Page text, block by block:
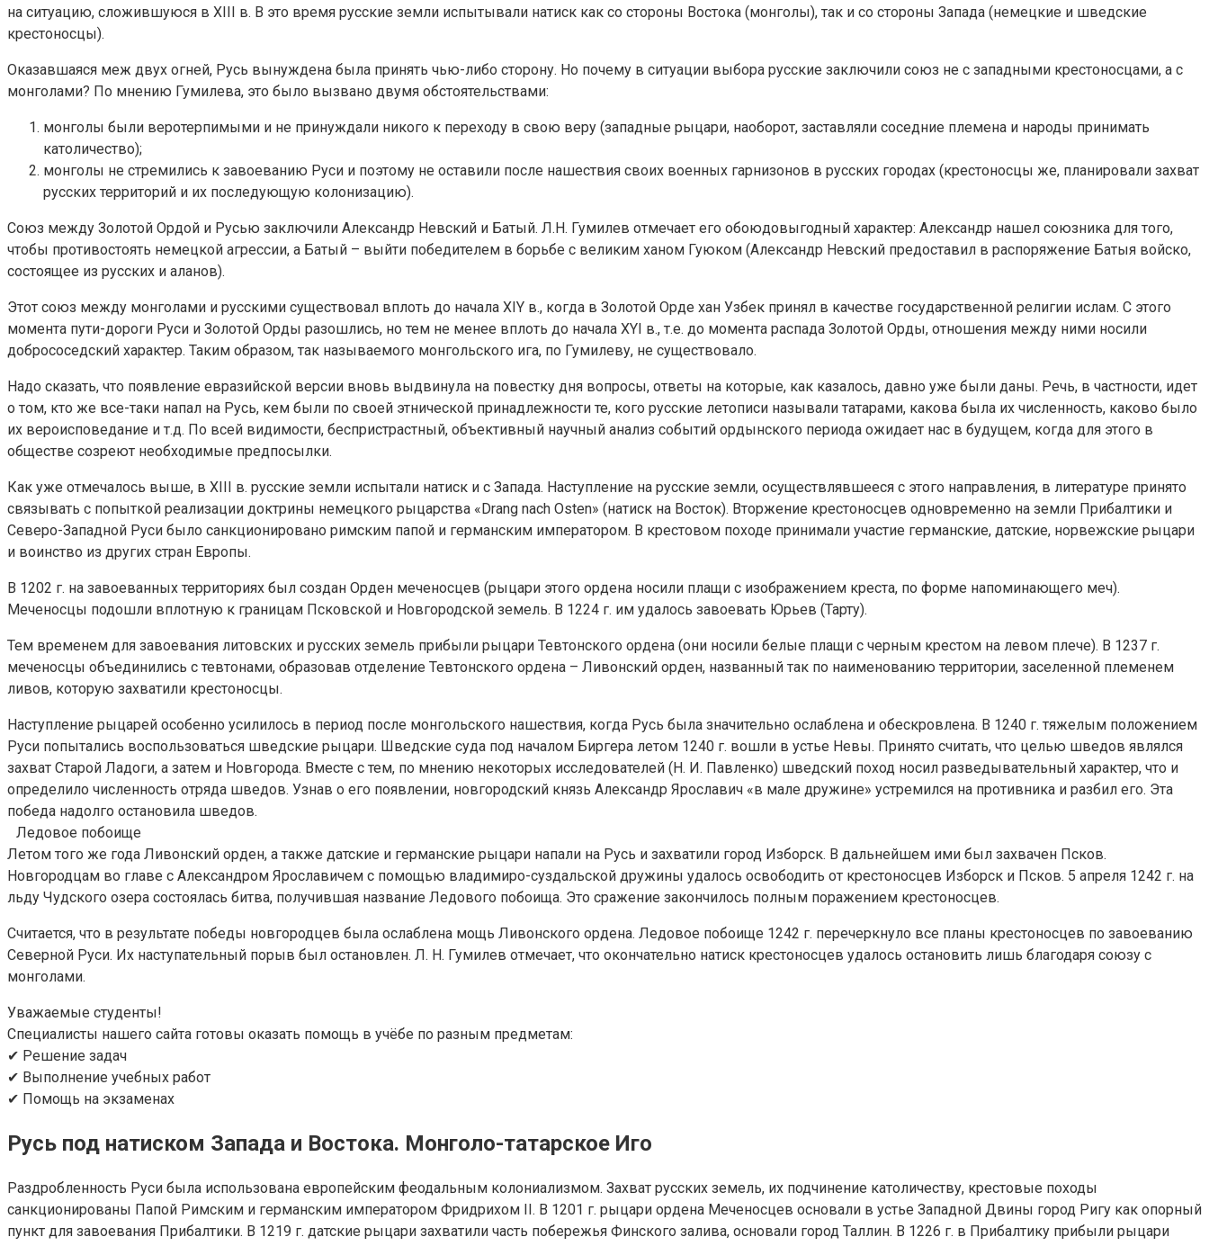
на ситуацию, сложившуюся в XIII в. В это время русские земли испытывали натиск как со стороны Востока (монголы), так и со стороны Запада (немецкие и шведские
крестоносцы).
Оказавшаяся меж двух огней, Русь вынуждена была принять чью-либо сторону. Но почему в ситуации выбора русские заключили союз не с западными крестоносцами, а с
монголами? По мнению Гумилева, это было вызвано двумя обстоятельствами:
монголы были веротерпимыми и не принуждали никого к переходу в свою веру (западные рыцари, наоборот, заставляли соседние племена и народы принимать
католичество);
монголы не стремились к завоеванию Руси и поэтому не оставили после нашествия своих военных гарнизонов в русских городах (крестоносцы же, планировали захват
русских территорий и их последующую колонизацию).
Союз между Золотой Ордой и Русью заключили Александр Невский и Батый. Л.Н. Гумилев отмечает его обоюдовыгодный характер: Александр нашел союзника для того,
чтобы противостоять немецкой агрессии, а Батый – выйти победителем в борьбе с великим ханом Гуюком (Александр Невский предоставил в распоряжение Батыя войско,
состоящее из русских и аланов).
Этот союз между монголами и русскими существовал вплоть до начала XIY в., когда в Золотой Орде хан Узбек принял в качестве государственной религии ислам. С этого
момента пути-дороги Руси и Золотой Орды разошлись, но тем не менее вплоть до начала XYI в., т.е. до момента распада Золотой Орды, отношения между ними носили
добрососедский характер. Таким образом, так называемого монгольского ига, по Гумилеву, не существовало.
Надо сказать, что появление евразийской версии вновь выдвинула на повестку дня вопросы, ответы на которые, как казалось, давно уже были даны. Речь, в частности, идет
о том, кто же все-таки напал на Русь, кем были по своей этнической принадлежности те, кого русские летописи называли татарами, какова была их численность, каково было
их вероисповедание и т.д. По всей видимости, беспристрастный, объективный научный анализ событий ордынского периода ожидает нас в будущем, когда для этого в
обществе созреют необходимые предпосылки.
Как уже отмечалось выше, в XIII в. русские земли испытали натиск и с Запада. Наступление на русские земли, осуществлявшееся с этого направления, в литературе принято
связывать с попыткой реализации доктрины немецкого рыцарства «Drang nach Osten» (натиск на Восток). Вторжение крестоносцев одновременно на земли Прибалтики и
Северо-Западной Руси было санкционировано римским папой и германским императором. В крестовом походе принимали участие германские, датские, норвежские рыцари
и воинство из других стран Европы.
В 1202 г. на завоеванных территориях был создан Орден меченосцев (рыцари этого ордена носили плащи с изображением креста, по форме напоминающего меч).
Меченосцы подошли вплотную к границам Псковской и Новгородской земель. В 1224 г. им удалось завоевать Юрьев (Тарту).
Тем временем для завоевания литовских и русских земель прибыли рыцари Тевтонского ордена (они носили белые плащи с черным крестом на левом плече). В 1237 г.
меченосцы объединились с тевтонами, образовав отделение Тевтонского ордена – Ливонский орден, названный так по наименованию территории, заселенной племенем
ливов, которую захватили крестоносцы.
Наступление рыцарей особенно усилилось в период после монгольского нашествия, когда Русь была значительно ослаблена и обескровлена. В 1240 г. тяжелым положением
Руси попытались воспользоваться шведские рыцари. Шведские суда под началом Биргера летом 1240 г. вошли в устье Невы. Принято считать, что целью шведов являлся
захват Старой Ладоги, а затем и Новгорода. Вместе с тем, по мнению некоторых исследователей (Н. И. Павленко) шведский поход носил разведывательный характер, что и
определило численность отряда шведов. Узнав о его появлении, новгородский князь Александр Ярославич «в мале дружине» устремился на противника и разбил его. Эта
победа надолго остановила шведов.
Ледовое побоище
Летом того же года Ливонский орден, а также датские и германские рыцари напали на Русь и захватили город Изборск. В дальнейшем ими был захвачен Псков.
Новгородцам во главе с Александром Ярославичем с помощью владимиро-суздальской дружины удалось освободить от крестоносцев Изборск и Псков. 5 апреля 1242 г. на
льду Чудского озера состоялась битва, получившая название Ледового побоища. Это сражение закончилось полным поражением крестоносцев.
Считается, что в результате победы новгородцев была ослаблена мощь Ливонского ордена. Ледовое побоище 1242 г. перечеркнуло все планы крестоносцев по завоеванию
Северной Руси. Их наступательный порыв был остановлен. Л. Н. Гумилев отмечает, что окончательно натиск крестоносцев удалось остановить лишь благодаря союзу с
монголами.
Уважаемые студенты!
Специалисты нашего сайта готовы оказать помощь в учёбе по разным предметам:
✔ Решение задач
✔ Выполнение учебных работ
✔ Помощь на экзаменах
Русь под натиском Запада и Востока. Монголо-татарское Иго
Раздробленность Руси была использована европейским феодальным колониализмом. Захват русских земель, их подчинение католичеству, крестовые походы
санкционированы Папой Римским и германским императором Фридрихом II. В 1201 г. рыцари ордена Меченосцев основали в устье Западной Двины город Ригу как опорный
пункт для завоевания Прибалтики. В 1219 г. датские рыцари захватили часть побережья Финского залива, основали город Таллин. В 1226 г. в Прибалтику прибыли рыцари